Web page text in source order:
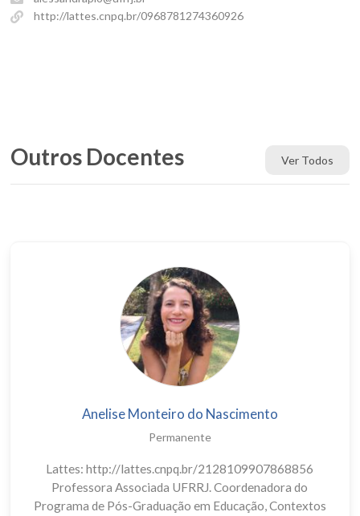
http://lattes.cnpq.br/0968781274360926
Ver Todos
Outros Docentes
Anelise Monteiro do Nascimento
Permanente
Lattes: http://lattes.cnpq.br/2128109907868856
Professora Associada UFRRJ. Coordenadora do
Programa de Pós-Graduação em Educação, Contextos